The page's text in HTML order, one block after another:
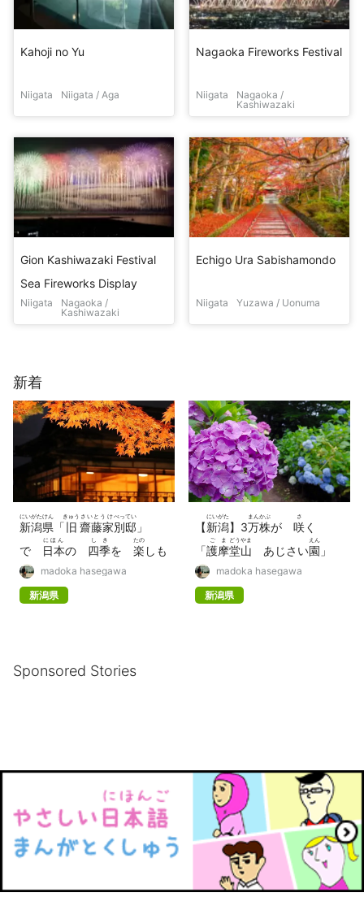
Kahoji no Yu
Niigata Niigata / Aga
Nagaoka Fireworks Festival
Niigata
Nagaoka /
Kashiwazaki
Gion Kashiwazaki Festival
Sea Fireworks Display
Niigata
Nagaoka /
Kashiwazaki
Echigo Ura Sabishamondo
Niigata Yuzawa / Uonuma
新着
新潟県
にいがたけん
「旧
きゅう
齋藤家
さいとうけ
別邸
べってい
」
で
日本
にほん
の 四季
しき
を 楽
たの
しも
う
madoka hasegawa
新潟県
【新潟
にいがた
】3万株
まんかぶ
が咲
さ
く
「護摩
ごま
堂
どう
山
やま
あじさい園
えん
」
madoka hasegawa
新潟県
Sponsored Stories